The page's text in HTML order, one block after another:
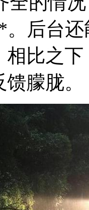
后台
相比之
朦胧。